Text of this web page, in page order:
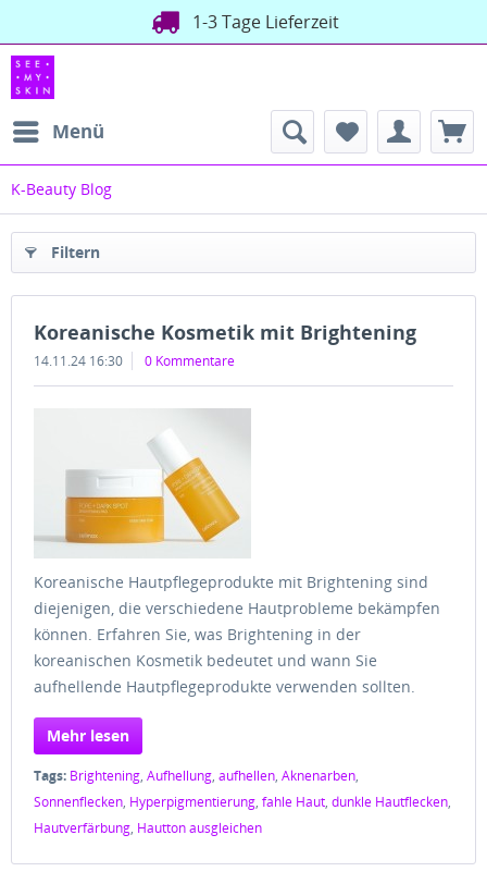
1-3 Tage Lieferzeit
Menü
K-Beauty Blog
Filtern
Koreanische Kosmetik mit Brightening
14.11.24 16:30 0 Kommentare
Koreanische Hautpflegeprodukte mit Brightening sind
diejenigen, die verschiedene Hautprobleme bekämpfen
können. Erfahren Sie, was Brightening in der
koreanischen Kosmetik bedeutet und wann Sie
aufhellende Hautpflegeprodukte verwenden sollten.
Mehr lesen
Tags: Brightening, Aufhellung, aufhellen, Aknenarben,
Sonnenflecken, Hyperpigmentierung, fahle Haut, dunkle Hautflecken,
Hautverfärbung, Hautton ausgleichen